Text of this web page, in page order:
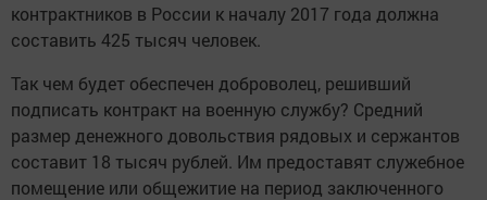
контрактников в России к началу 2017 года должна
составить 425 тысяч человек.
Так чем будет обеспечен доброволец, решивший
подписать контракт на военную службу? Средний
размер денежного довольствия рядовых и сержантов
составит 18 тысяч рублей. Им предоставят служебное
помещение или общежитие на период заключенного